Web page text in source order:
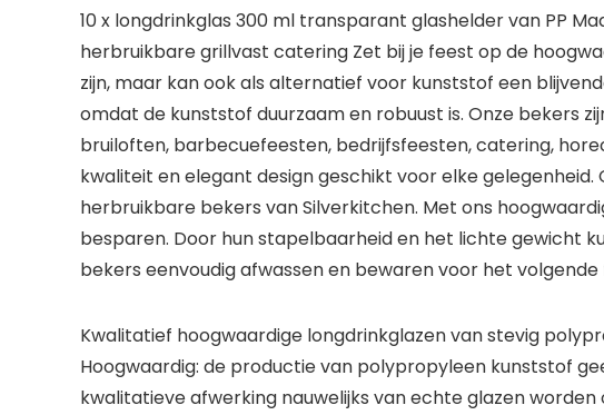
10 x longdrinkglas 300 ml transparant glashelder van PP
herbruikbare grillvast catering Zet bij je feest op de
zijn, maar kan ook als alternatief voor kunststof een
omdat de kunststof duurzaam en robuust is. Onze bekers
bruiloften, barbecuefeesten, bedrijfsfeesten, catering,
kwaliteit en elegant design geschikt voor elke
herbruikbare bekers van Silverkitchen. Met ons
besparen. Door hun stapelbaarheid en het lichte gewicht
bekers eenvoudig afwassen en bewaren voor het
Kwalitatief hoogwaardige longdrinkglazen van stevig
Hoogwaardig: de productie van polypropyleen kunststof
kwalitatieve afwerking nauwelijks van echte glazen worden